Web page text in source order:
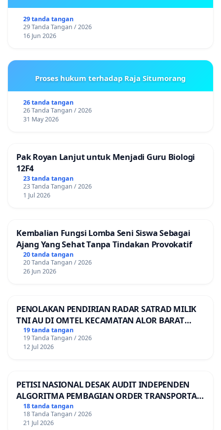
29 tanda tangan
29 Tanda Tangan / 2026
16 Jun 2026
Proses hukum terhadap Raja Situmorang
26 tanda tangan
26 Tanda Tangan / 2026
31 May 2026
Pak Royan Lanjut untuk Menjadi Guru Biologi
12F4
23 tanda tangan
23 Tanda Tangan / 2026
1 Jul 2026
Kembalian Fungsi Lomba Seni Siswa Sebagai
Ajang Yang Sehat Tanpa Tindakan Provokatif
20 tanda tangan
20 Tanda Tangan / 2026
26 Jun 2026
PENOLAKAN PENDIRIAN RADAR SATRAD MILIK
TNI AU DI OMTEL KECAMATAN ALOR BARAT
LAUT, KABUPATEN ALOR
19 tanda tangan
19 Tanda Tangan / 2026
12 Jul 2026
PETISI NASIONAL DESAK AUDIT INDEPENDEN
ALGORITMA PEMBAGIAN ORDER TRANSPORTASI
ONLINE
18 tanda tangan
18 Tanda Tangan / 2026
21 Jul 2026